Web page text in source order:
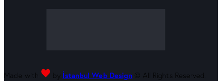
Made with by İstanbul Web Design © All Rights Reserved.